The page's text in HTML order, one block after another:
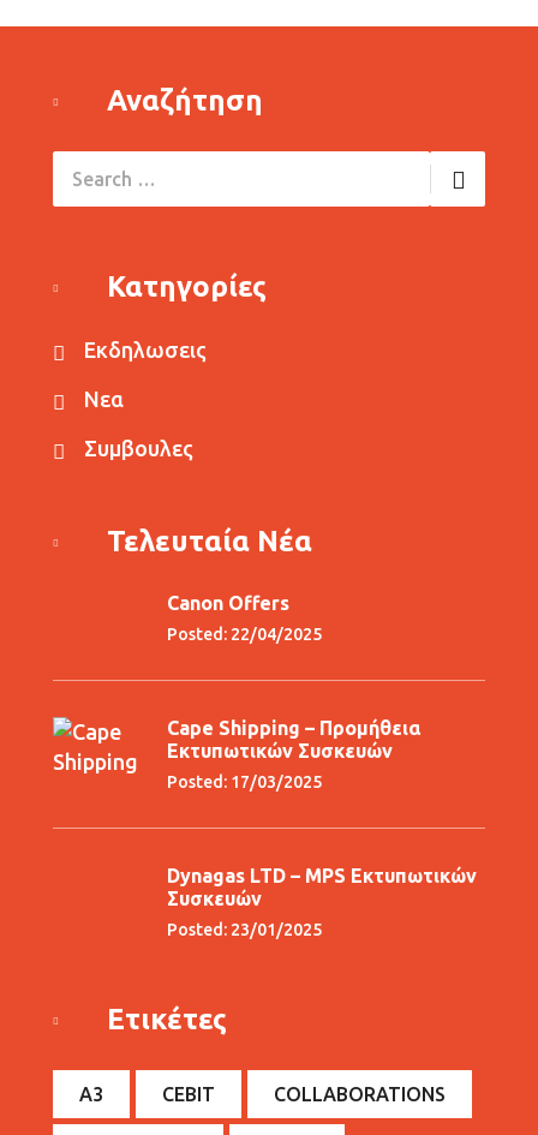
Αναζήτηση
Κατηγορίες
Εκδηλωσεις
Νεα
Συμβουλες
Τελευταία Νέα
Canon Offers
Posted: 22/04/2025
Cape Shipping – Προμήθεια
Εκτυπωτικών Συσκευών
Posted: 17/03/2025
Dynagas LTD – MPS Εκτυπωτικών
Συσκευών
Posted: 23/01/2025
Ετικέτες
A3 CEBIT COLLABORATIONS